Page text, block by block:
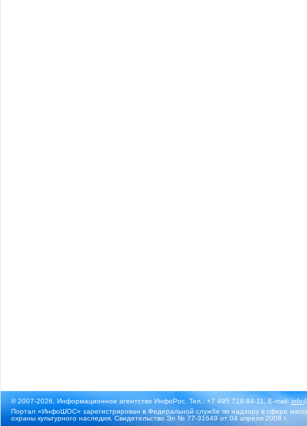
© 2007-2026, Информационное агентство ИнфоРос. Тел.: +7 495 718-84-11, E-mail:
Портал «ИнфоШОС» зарегистрирован в Федеральной службе по надзору в сфере
охраны культурного наследия. Свидетельство Эл № 77-31649 от 04 апреля 2008 г.